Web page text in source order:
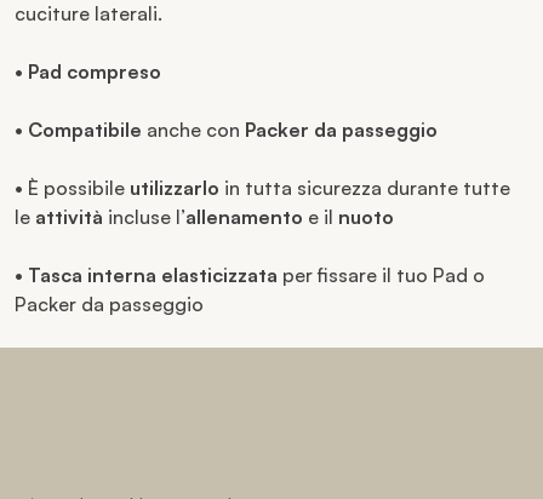
cuciture laterali.
• Pad compreso
• Compatibile anche con Packer da passeggio
• È possibile utilizzarlo in tutta sicurezza durante tutte
le attività incluse l’allenamento e il nuoto
• Tasca interna elasticizzata per fissare il tuo Pad o
Packer da passeggio